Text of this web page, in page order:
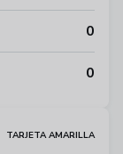
0
0
TARJETA AMARILLA